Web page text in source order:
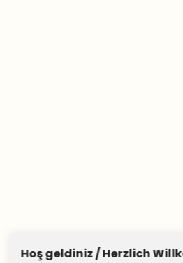
Hoş geldiniz / Herzlich